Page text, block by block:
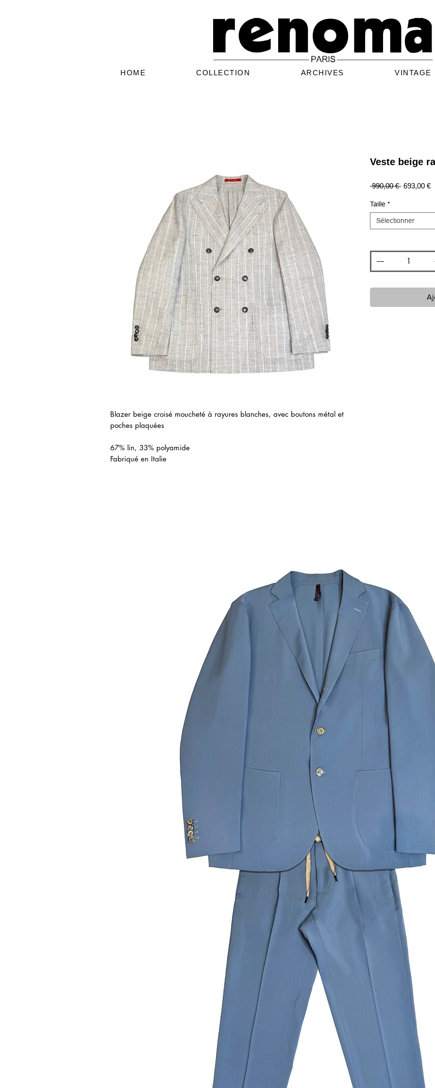
HOME COLLECTION ARCHIVES VINTAGE
Blazer beige croisé moucheté à rayures blanches, avec boutons métal et
poches plaquées
67% lin, 33% polyamide
Fabriqué en Italie
Veste beige
990,00 € Prix
693,00 €
Taille *
Sélectionner